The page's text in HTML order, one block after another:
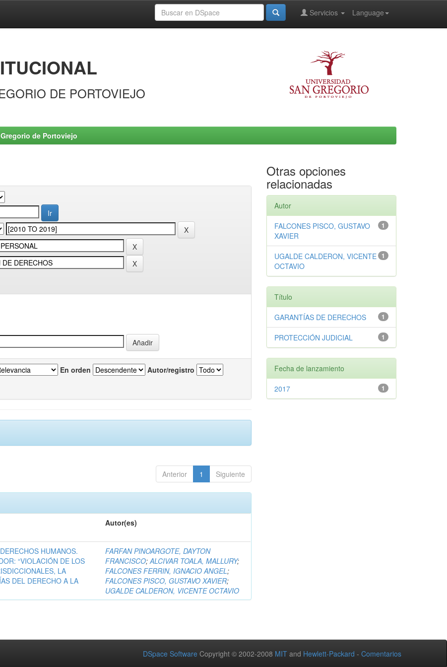
Language
Servicios
DE PORTOVIEJO
de Portoviejo
En orden Autor/registro
Anterior 1 Siguiente
Autor(es)
HUMANOS.
“VIOLACIÓN DE LOS
LA
DEL DERECHO A LA
FARFAN PINOARGOTE, DAYTON
FRANCISCO;ALCIVAR TOALA, MALLURY;
FALCONES FERRIN, IGNACIO ANGEL;
FALCONES PISCO, GUSTAVO XAVIER;
UGALDE CALDERON, VICENTE OCTAVIO
Otras opciones
relacionadas
Autor
1
FALCONES PISCO, GUSTAVO
XAVIER
1
UGALDE CALDERON, VICENTE
OCTAVIO
Título
1
GARANTÍAS DE DERECHOS
1
PROTECCIÓN JUDICIAL
Fecha de lanzamiento
1
2017
DSpace Software Copyright © 2002-2008 MIT and Hewlett-Packard - Comentarios